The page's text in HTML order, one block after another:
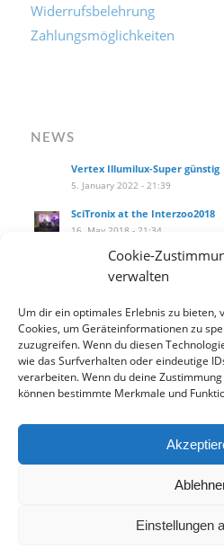
Cookie-
verwalten
Um dir ein optimales Erlebnis zu bieten,
Cookies, um Geräteinformationen zu
zuzugreifen. Wenn du diesen
wie das Surfverhalten oder eindeutige
verarbeiten. Wenn du deine
können bestimmte Merkmale und
Einstellungen
Widerrufsbelehrung
Zahlungsmöglichkeiten
NEWS
Vertex Illumilux-Super günstig
5. January 2022 - 21:39
SciTronix at the Interzoo2018
16. May 2018 - 21:34
SciTronix auf der Interzoo2018
16. May 2018 - 21:25
27. September 2017 - 14:10
Our new product catalog!
12. September 2017 - 13:33